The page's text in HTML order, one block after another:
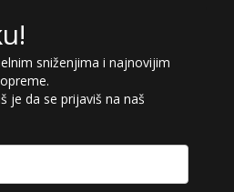
sniženjima i najnovijim
je da se prijaviš na naš